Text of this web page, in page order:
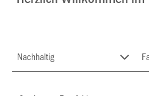
Nachhaltig